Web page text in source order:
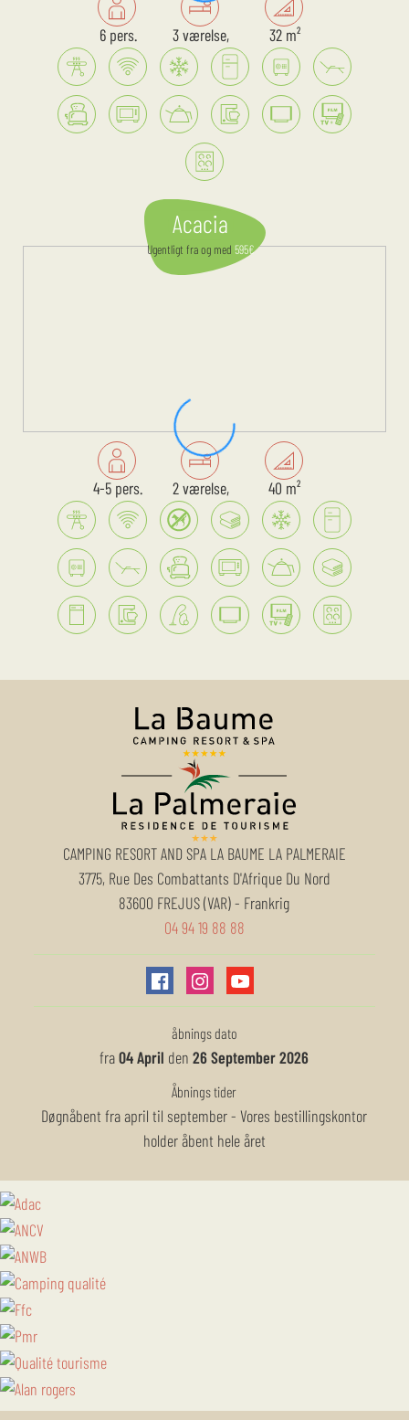
6 pers. 3 værelse, 32 m²
Acacia
Ugentligt fra og med 595€
4-5 pers. 2 værelse, 40 m²
CAMPING RESORT AND SPA LA BAUME LA PALMERAIE
3775, Rue Des Combattants D'Afrique Du Nord
83600 FREJUS (VAR)- Frankrig
04 94 19 88 88
åbnings dato
fra04 April den26 September 2026
Åbnings tider
Døgnåbent fra april til september - Vores bestillingskontor
holder åbent hele året